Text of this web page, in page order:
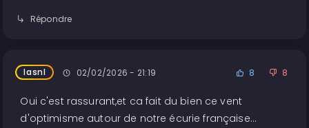
Répondre
lasnl 02/02/2026 - 21:19 8 8
Oui c'est rassurant,et ca fait du bien ce vent
d'optimisme autour de notre écurie française...